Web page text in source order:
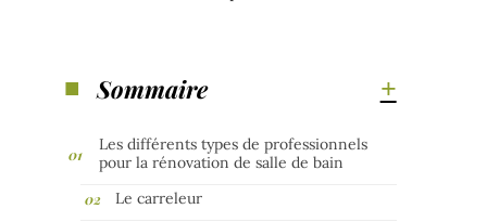
Sommaire
Les différents types de professionnels
pour la rénovation de salle de bain
Le carreleur